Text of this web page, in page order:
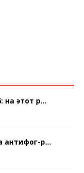
на этот р...
антифог-р...